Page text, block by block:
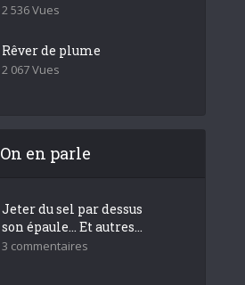
2 536 Vues
Rêver de plume
2 067 Vues
On en parle
Jeter du sel par dessus
son épaule… Et autres...
3 commentaires